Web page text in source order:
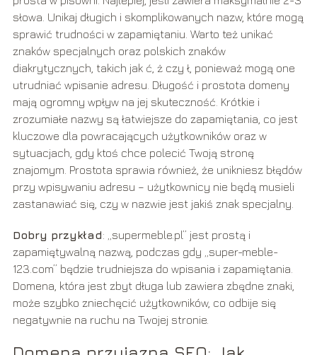
słowa. Unikaj długich i skomplikowanych nazw, które mogą
sprawić trudności w zapamiętaniu. Warto też unikać
znaków specjalnych oraz polskich znaków
diakrytycznych, takich jak ć, ż czy ł, ponieważ mogą one
utrudniać wpisanie adresu. Długość i prostota domeny
mają ogromny wpływ na jej skuteczność. Krótkie i
zrozumiałe nazwy są łatwiejsze do zapamiętania, co jest
kluczowe dla powracających użytkowników oraz w
sytuacjach, gdy ktoś chce polecić Twoją stronę
znajomym. Prostota sprawia również, że unikniesz błędów
przy wpisywaniu adresu – użytkownicy nie będą musieli
zastanawiać się, czy w nazwie jest jakiś znak specjalny.
Dobry przykład: „supermeble.pl” jest prostą i
zapamiętywalną nazwą, podczas gdy „super-meble-
123.com” będzie trudniejsza do wpisania i zapamiętania.
Domena, która jest zbyt długa lub zawiera zbędne znaki,
może szybko zniechęcić użytkowników, co odbije się
negatywnie na ruchu na Twojej stronie.